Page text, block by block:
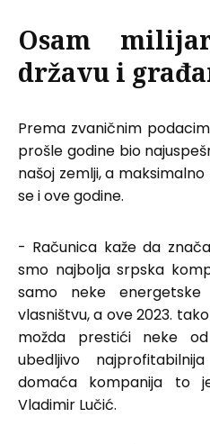
Osam
državu i
Prema zvaničnim
prošle godine bio
našoj zemlji, a
se i ove godine.
- Računica kaže da
smo najbolja srpska
samo neke
vlasništvu, a ove 2023.
možda prestići neke
ubedljivo
domaća kompanija to
Vladimir Lučić.